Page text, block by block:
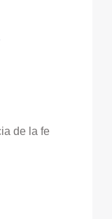
de la fe